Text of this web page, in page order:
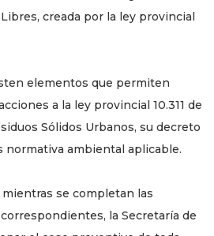
creada por la ley provincial
elementos que permiten
a la ley provincial 10.311 de
Sólidos Urbanos, su decreto
normativa ambiental aplicable.
se completan las
la Secretaría de